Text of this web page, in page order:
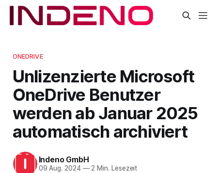
ONEDRIVE
Unlizenzierte Microsoft
OneDrive Benutzer
werden ab Januar 2025
automatisch archiviert
Indeno GmbH
09 Aug. 2024 —2 Min. Lesezeit